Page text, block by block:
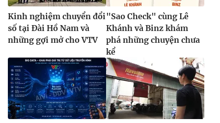
Kinh nghiệm chuyển đổi
số tại Đài Hồ Nam và
những gợi mở cho VTV
"Sao Check" cùng Lê
Khánh và Binz khám
phá những chuyện chưa
kể